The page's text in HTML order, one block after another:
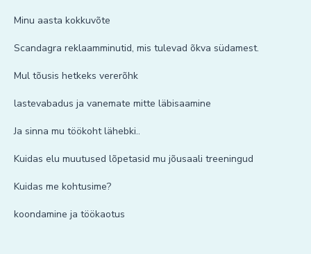
Minu aasta kokkuvõte
Scandagra reklaamminutid, mis tulevad õkva südamest.
Mul tõusis hetkeks vererõhk
lastevabadus ja vanemate mitte läbisaamine
Ja sinna mu töökoht lähebki..
Kuidas elu muutused lõpetasid mu jõusaali treeningud
Kuidas me kohtusime?
koondamine ja töökaotus